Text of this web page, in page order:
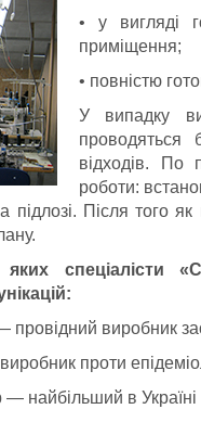
• у вигляді
приміщення;
• повністю
У випадку
проводяться
відходів. По
роботи:
підлозі. Після того
спеціалісти
виробник
проти
найбільший в